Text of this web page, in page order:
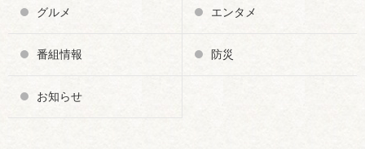
グルメ エンタメ
番組情報 防災
お知らせ